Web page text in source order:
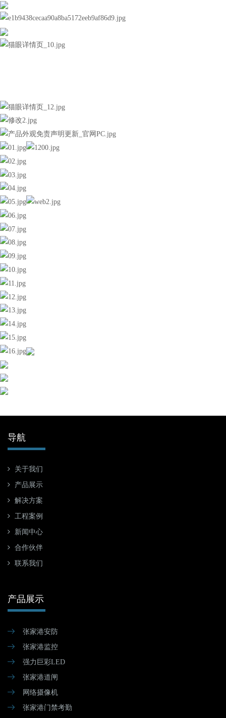
导航
关于我们
产品展示
解决方案
工程案例
新闻中心
合作伙伴
联系我们
产品展示
张家港安防
张家港监控
强力巨彩LED
张家港道闸
网络摄像机
张家港门禁考勤